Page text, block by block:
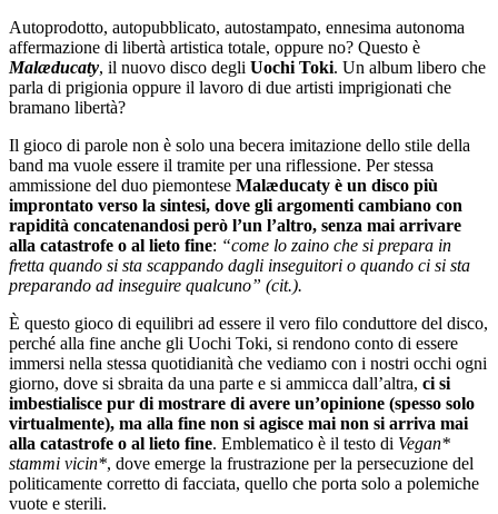
Autoprodotto, autopubblicato, autostampato, ennesima autonoma
affermazione di libertà artistica totale, oppure no? Questo è
Malæducaty, il nuovo disco degli Uochi Toki. Un album libero che
parla di prigionia oppure il lavoro di due artisti imprigionati che
bramano libertà?
Il gioco di parole non è solo una becera imitazione dello stile della
band ma vuole essere il tramite per una riflessione. Per stessa
ammissione del duo piemontese Malæducaty è un disco più
improntato verso la sintesi, dove gli argomenti cambiano con
rapidità concatenandosi però l’un l’altro, senza mai arrivare
alla catastrofe o al lieto fine: “come lo zaino che si prepara in
fretta quando si sta scappando dagli inseguitori o quando ci si sta
preparando ad inseguire qualcuno” (cit.).
È questo gioco di equilibri ad essere il vero filo conduttore del disco,
perché alla fine anche gli Uochi Toki, si rendono conto di essere
immersi nella stessa quotidianità che vediamo con i nostri occhi ogni
giorno, dove si sbraita da una parte e si ammicca dall’altra, ci si
imbestialisce pur di mostrare di avere un’opinione (spesso solo
virtualmente), ma alla fine non si agisce mai non si arriva mai
alla catastrofe o al lieto fine. Emblematico è il testo di Vegan*
stammi vicin*, dove emerge la frustrazione per la persecuzione del
politicamente corretto di facciata, quello che porta solo a polemiche
vuote e sterili.